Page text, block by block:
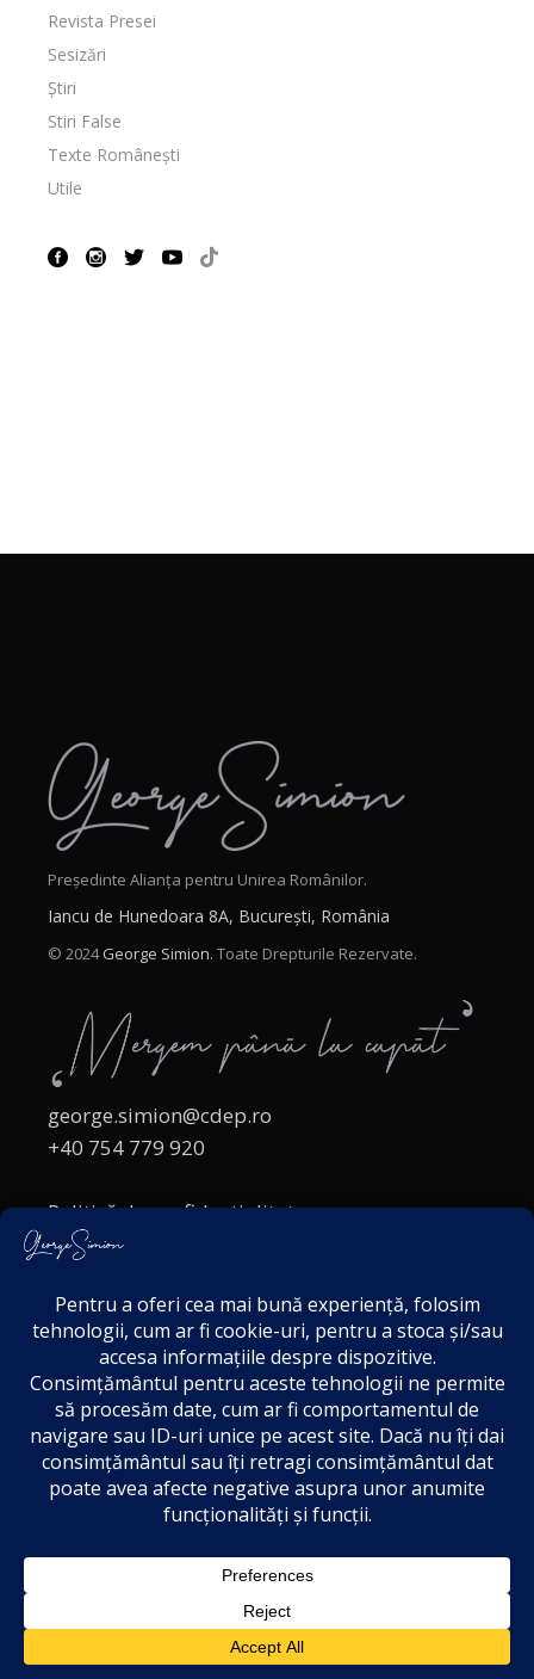
Revista Presei
Sesizări
Știri
Stiri False
Texte Românești
Utile
Președinte Alianța pentru Unirea Românilor.
Iancu de Hunedoara 8A, București, România
© 2024George Simion. Toate Drepturile Rezervate.
george.simion@cdep.ro
+40 754 779 920
Politică de confidențialitate
Politica cookies
Acordul de markting
Disclaimer
1